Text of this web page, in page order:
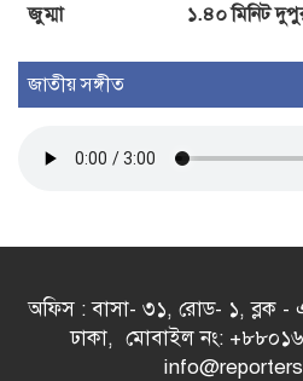
জুম্মা
১.৪০ মিনিট
জাতীয় সঙ্গীত
অফিস : বাসা- ৩১, রোড- ১, ব্লক -
ঢাকা, মোবাইল নং: